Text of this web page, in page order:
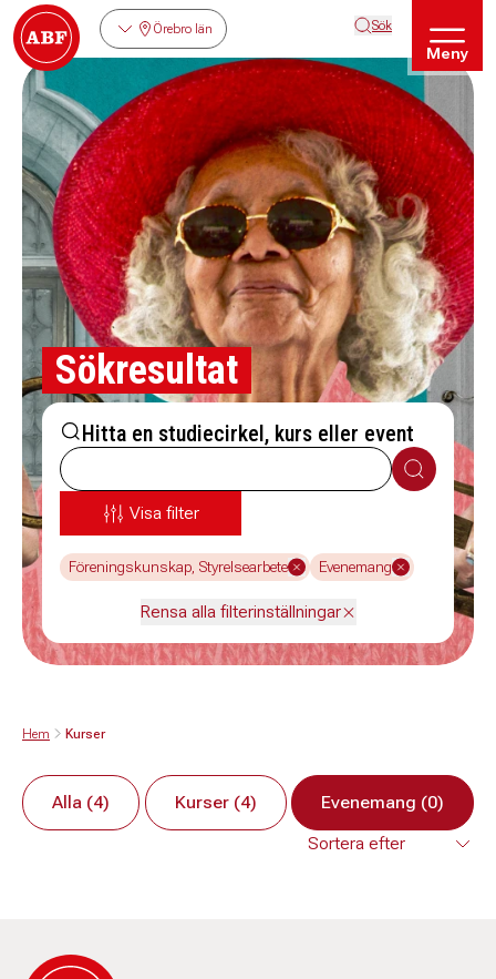
Örebro län Sök
Meny
Sökresultat
Hitta en studiecirkel, kurs eller event
Sök
Visa filter
Föreningskunskap, Styrelsearbete Evenemang
Rensa alla filterinställningar
Hem Kurser
Alla (4) Kurser (4) Evenemang (0)